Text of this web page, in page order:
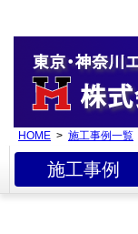
HOME > 施工事例一覧
施工事例